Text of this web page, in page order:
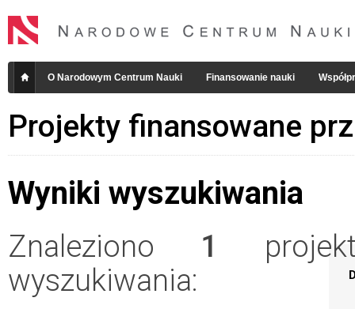
O Narodowym Centrum Nauki Finansowanie nauki
Projekty finansowane
Wyniki wyszukiwania
Znaleziono 1
wyszukiwania: